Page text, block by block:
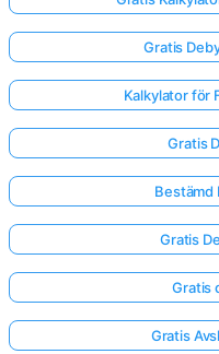
Gratis
Kalkylator för
Gratis
Bestämd
Gratis
Gratis
Gratis